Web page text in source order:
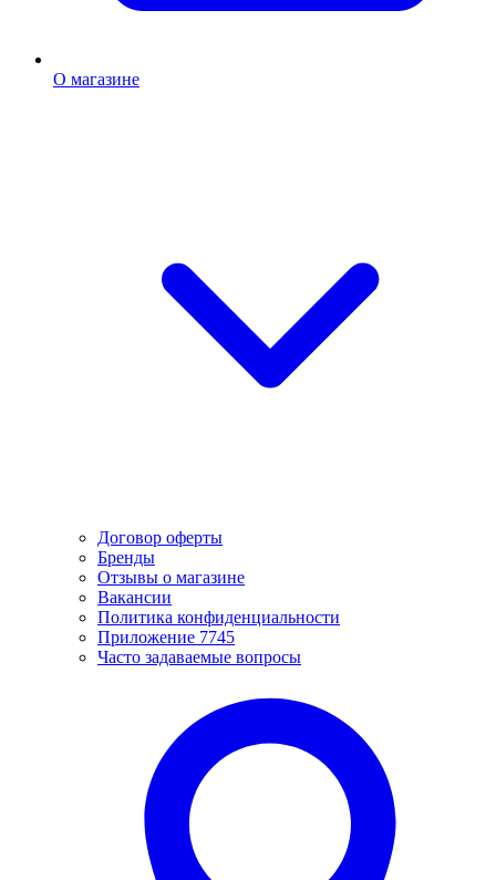
О магазине
Договор оферты
Бренды
Отзывы о магазине
Вакансии
Политика конфиденциальности
Приложение 7745
Часто задаваемые вопросы